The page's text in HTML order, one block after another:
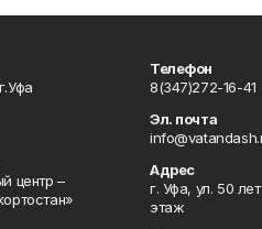
центр –
Телефон
8(347)272-16-41
Эл. почта
Адрес
г. Уфа, ул. 50
этаж